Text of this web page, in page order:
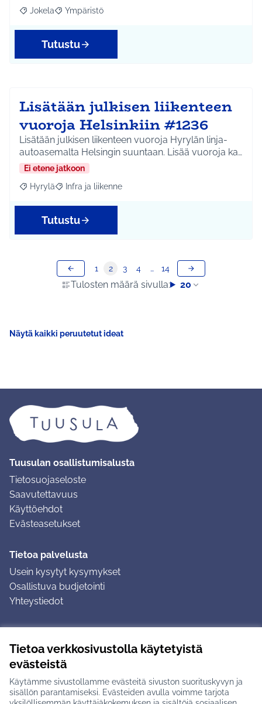
Tietoa verkkosivustolla käytetyistä
evästeistä
Käytämme sivustollamme evästeitä sivuston suorituskyvyn ja
sisällön parantamiseksi. Evästeiden avulla voimme tarjota
Rajaa tulokset aihepiirin mukaan: Jokela
Jokela Rajaa tulokset teeman mukaan: Ympäristö
Ympäristö
Tutustu
Lisätään julkisen liikenteen
vuoroja Helsinkiin #1236
Lisätään julkisen liikenteen vuoroja Hyrylän linja-
autoasemalta Helsingin suuntaan. Lisää vuoroja ka…
Ei etene jatkoon
Rajaa tulokset aihepiirin mukaan: Hyrylä
Hyrylä Rajaa tulokset teeman mukaan: Infra ja liikenne
Infra ja liikenne
Tutustu
Tulosten määrä sivulla: 20
1 2 3 4 … 14
Näytä kaikki peruutetut ideat
Tuusulan osallistumisalusta
Tietosuojaseloste
Saavutettavuus
Käyttöehdot
Evästeasetukset
Tietoa palvelusta
Usein kysytyt kysymykset
Osallistuva budjetointi
Yhteystiedot
Ohjeet kirjautumiseen
Ohjeet kommentin jättämiseen